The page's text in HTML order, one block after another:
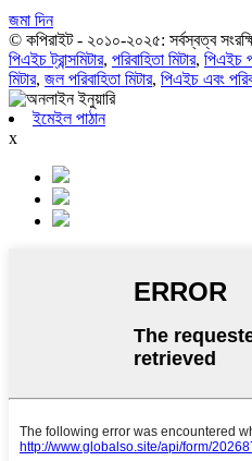
জমা দিন
© কপিরাইট - ২০১০-২০২৫: সর্বস্বত্ব
পিএইচ ট্রান্সমিটার, পরিবাহিতা মিটার, পিএইচ
মিটার, জল পরিবাহিতা মিটার, পিএইচ এবং
ইমেইল পাঠান
x